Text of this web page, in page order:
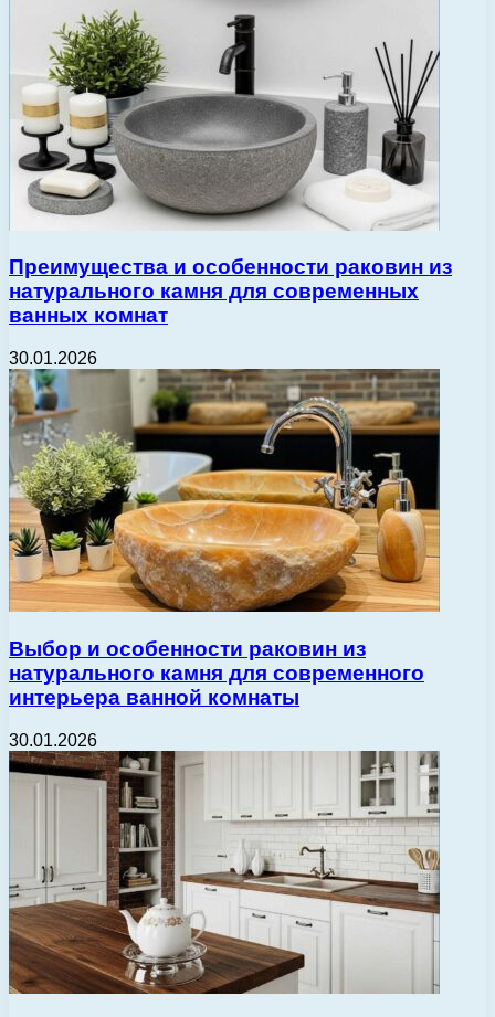
Преимущества и особенности раковин из
натурального камня для современных
ванных комнат
30.01.2026
Выбор и особенности раковин из
натурального камня для современного
интерьера ванной комнаты
30.01.2026